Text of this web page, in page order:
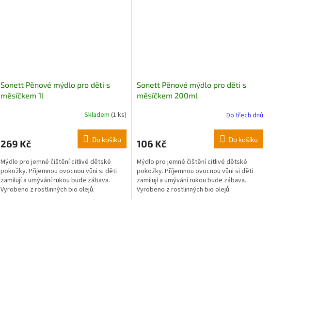
Sonett Pěnové mýdlo pro děti s
měsíčkem 1l
Skladem (1 ks)
269 Kč Do košíku
Mýdlo pro jemné čištění citlivé dětské
pokožky. Příjemnou ovocnou vůni si děti
zamilují a umývání rukou bude zábava.
Vyrobeno z rostlinných bio olejů.
Sonett Pěnové mýdlo pro děti s
měsíčkem 200ml
Do třech dnů
106 Kč Do košíku
Mýdlo pro jemné čištění citlivé dětské
pokožky. Příjemnou ovocnou vůni si děti
zamilují a umývání rukou bude zábava.
Vyrobeno z rostlinných bio olejů.